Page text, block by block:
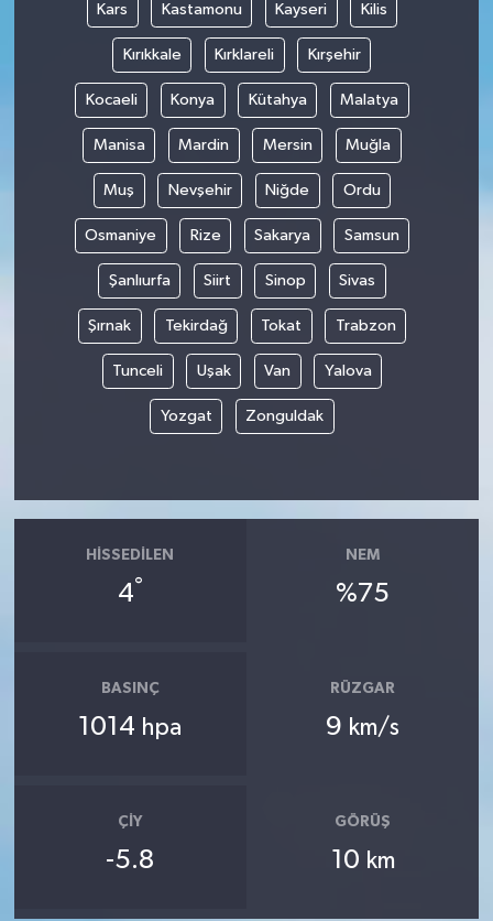
Kars Kastamonu Kayseri Kilis
Kırıkkale Kırklareli Kırşehir
Kocaeli Konya Kütahya Malatya
Manisa Mardin Mersin Muğla
Muş Nevşehir Niğde Ordu
Osmaniye Rize Sakarya Samsun
Şanlıurfa Siirt Sinop Sivas
Şırnak Tekirdağ Tokat Trabzon
Tunceli Uşak Van Yalova
Yozgat Zonguldak
HISSEDILEN
4°
NEM
%75
BASINÇ
1014 hpa
RÜZGAR
9 km/s
ÇIY
-5.8
GÖRÜŞ
10 km